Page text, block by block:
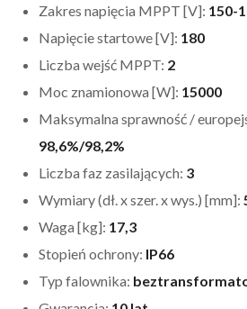
Zakres napięcia MPPT [V]: 150-
Napięcie startowe [V]: 180
Liczba wejść MPPT: 2
Moc znamionowa [W]: 15000
Maksymalna sprawność /
98,6%/98,2%
Liczba faz zasilających: 3
Wymiary (dł. x szer. x wys.) [mm]:
Waga [kg]: 17,3
Stopień ochrony: IP66
Typ falownika: